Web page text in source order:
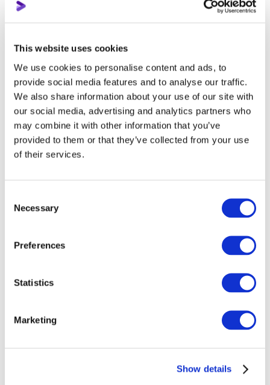
This website uses cookies
We use cookies to personalise content and ads, to
provide social media features and to analyse our traffic.
We also share information about your use of our site with
our social media, advertising and analytics partners who
may combine it with other information that you’ve
provided to them or that they’ve collected from your use
of their services.
Selection
Necessary
Preferences
Statistics
Marketing
Show details
способ заработка, поэтому узнайте подробнее о
Мы полностью поддерживаем и рекомендуем
официальные методы заработка, поэтому будьте
осторожны и внимательны.
Реклама товаров и услуг
Здесь мы говорим о сотрудничестве с брендами и
отдельными блогерами. Вы можете зарабатывать
кулинарный канал, почему бы не подключить
новенькие и удобные весы, или разбиваем на
бренда, да еще и с антипригарным покрытием.
Если вы сами пользуетесь весами или